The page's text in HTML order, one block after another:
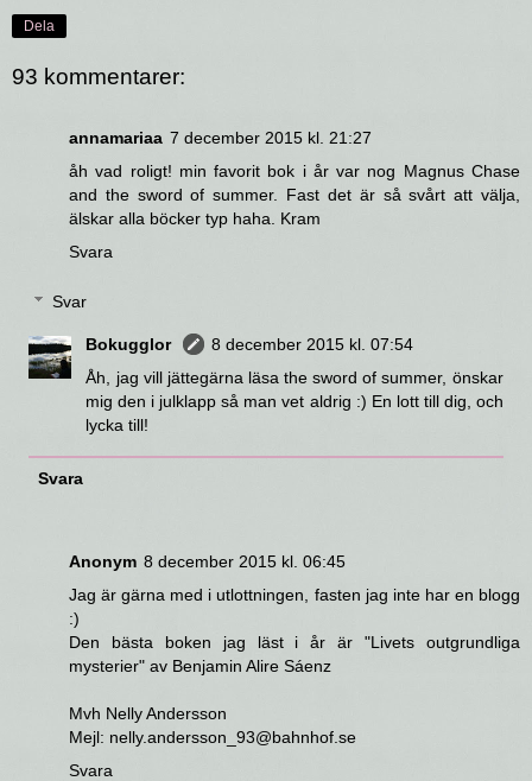
Dela
93 kommentarer:
annamariaa 7 december 2015 kl. 21:27
åh vad roligt! min favorit bok i år var nog Magnus Chase
and the sword of summer. Fast det är så svårt att välja,
älskar alla böcker typ haha. Kram
Svara
Svar
Bokugglor
8 december 2015 kl. 07:54
Åh, jag vill jättegärna läsa the sword of summer, önskar
mig den i julklapp så man vet aldrig :) En lott till dig, och
lycka till!
Svara
Anonym 8 december 2015 kl. 06:45
Jag är gärna med i utlottningen, fasten jag inte har en blogg
:)
Den bästa boken jag läst i år är "Livets outgrundliga
mysterier" av Benjamin Alire Sáenz
Mvh Nelly Andersson
Mejl: nelly.andersson_93@bahnhof.se
Svara